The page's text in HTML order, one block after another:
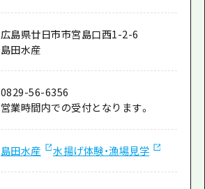
広島県廿日市市宮島口西1-2-6
島田水産
0829-56-6356
営業時間内での受付となります。
島田水産 水揚げ体験・漁場見学